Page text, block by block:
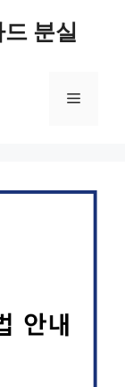
분실
메